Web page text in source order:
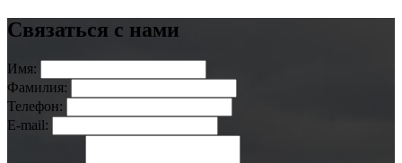
Связаться с нами
Имя:
Фамилия:
Телефон:
E-mail: